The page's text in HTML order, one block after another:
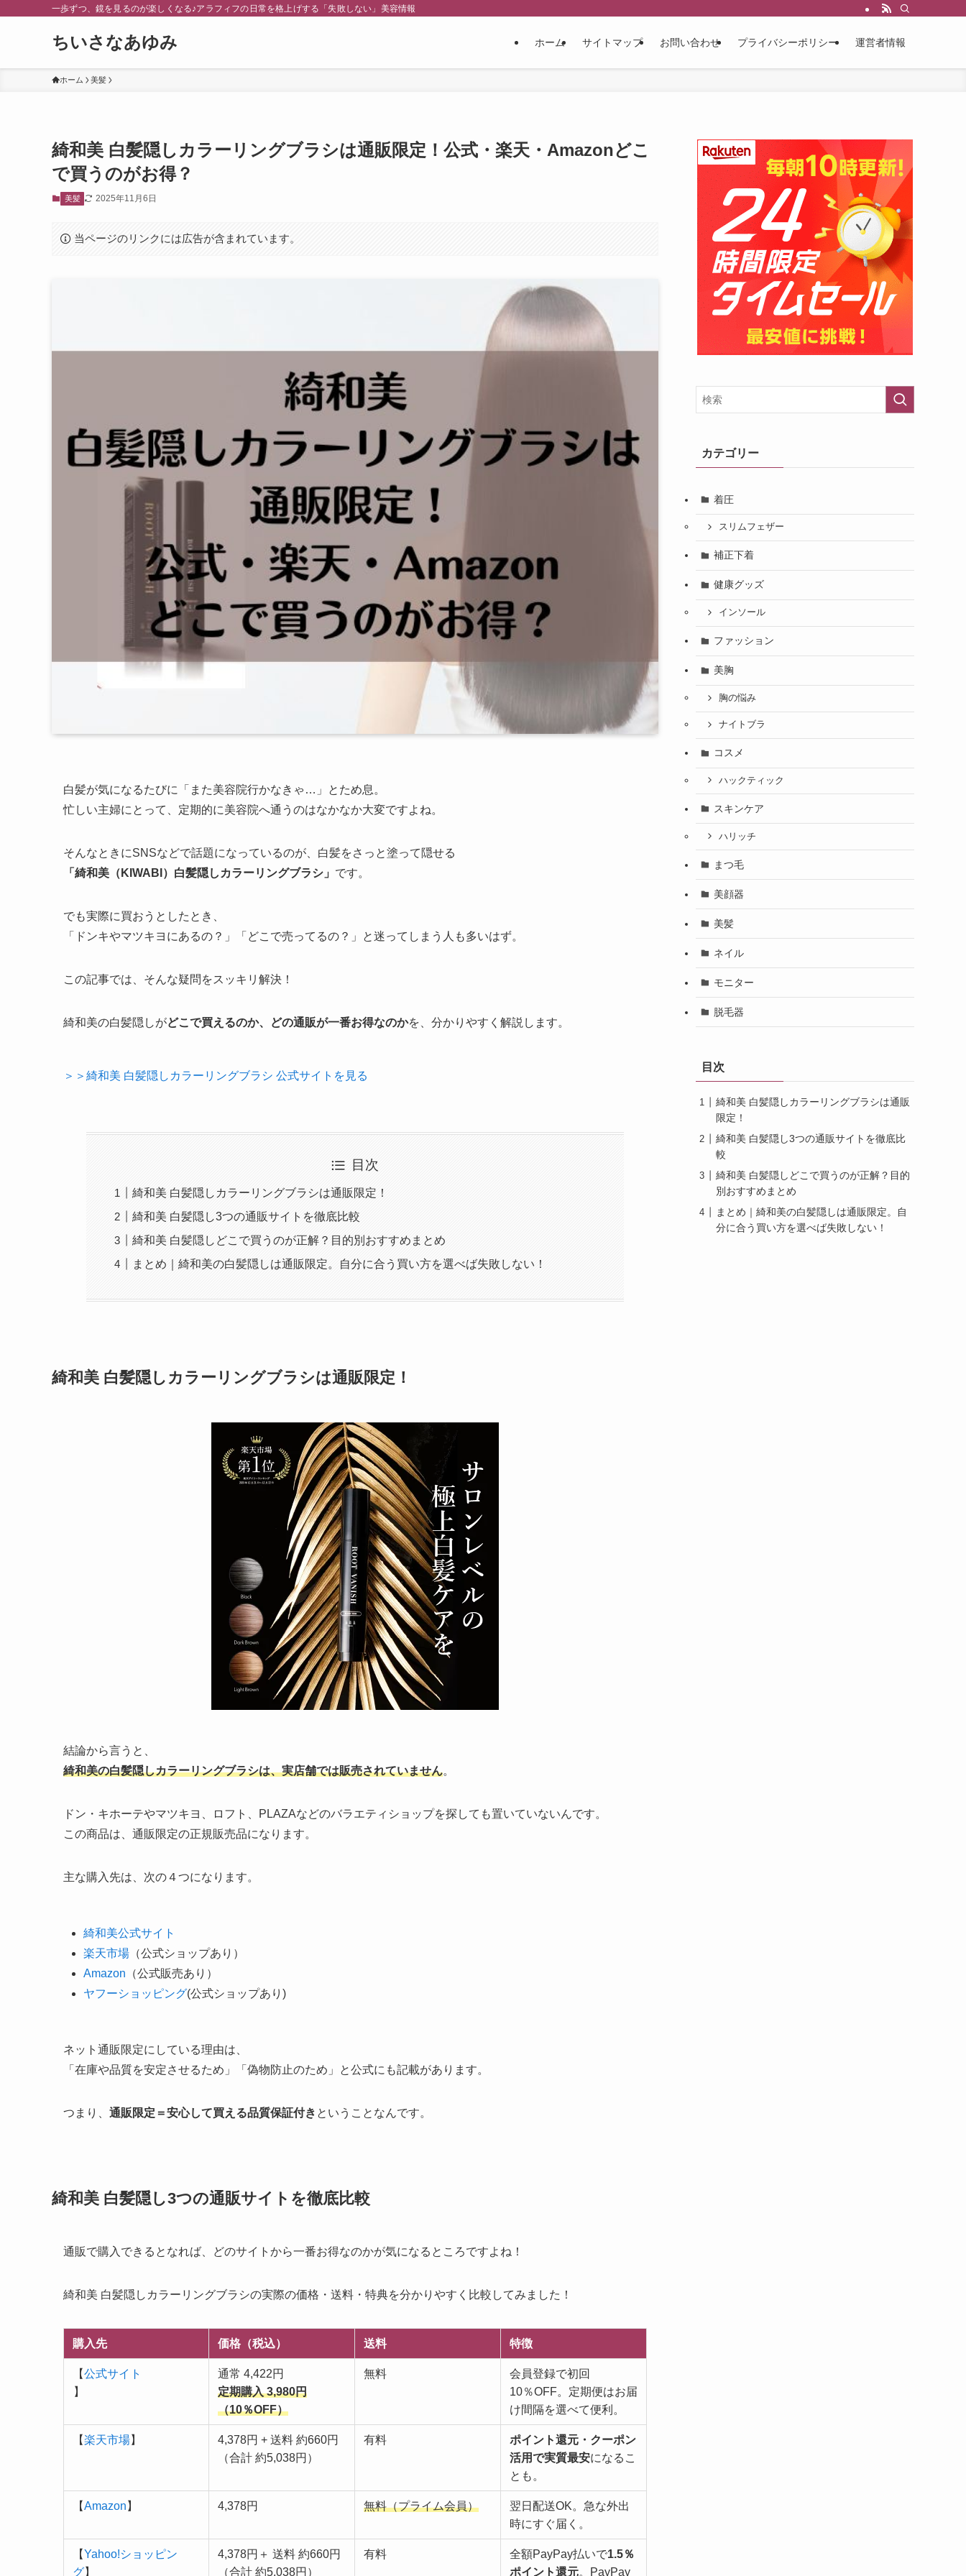
一歩ずつ、鏡を見るのが楽しくなる♪アラフィフの日常を格上げする「失敗しない」美容情報
ちいさなあゆみ ホーム サイトマップ お問い合わせ プライバシーポリシー 運営者情報
ホーム 美髪
綺和美 白髪隠しカラーリングブラシは通販限定！公式・楽天・Amazonどこ
で買うのがお得？
美髪 2025年11月6日
当ページのリンクには広告が含まれています。
白髪が気になるたびに「また美容院行かなきゃ…」とため息。
忙しい主婦にとって、定期的に美容院へ通うのはなかなか大変ですよね。
そんなときにSNSなどで話題になっているのが、白髪をさっと塗って隠せる
「綺和美（KIWABI）白髪隠しカラーリングブラシ」 です。
でも実際に買おうとしたとき、
「ドンキやマツキヨにあるの？」「どこで売ってるの？」と迷ってしまう人も多いはず。
この記事では、そんな疑問をスッキリ解決！
綺和美の白髪隠しがどこで買えるのか、どの通販が一番お得なのかを、分かりやすく解説します。
＞＞綺和美 白髪隠しカラーリングブラシ 公式サイトを見る
目次
綺和美 白髪隠しカラーリングブラシは通販限定！
綺和美 白髪隠し3つの通販サイトを徹底比較
綺和美 白髪隠しどこで買うのが正解？目的別おすすめまとめ
まとめ｜綺和美の白髪隠しは通販限定。自分に合う買い方を選べば失敗しない！
綺和美 白髪隠しカラーリングブラシは通販限定！
結論から言うと、
綺和美の白髪隠しカラーリングブラシは、実店舗では販売されていません。
ドン・キホーテやマツキヨ、ロフト、PLAZAなどのバラエティショップを探しても置いていないんです。
この商品は、通販限定の正規販売品になります。
主な購入先は、次の４つになります。
綺和美公式サイト
楽天市場 （公式ショップあり）
Amazon （公式販売あり）
ヤフーショッピング(公式ショップあり)
ネット通販限定にしている理由は、
「在庫や品質を安定させるため」「偽物防止のため」と公式にも記載があります。
つまり、 通販限定＝安心して買える品質保証付き ということなんです。
綺和美 白髪隠し3つの通販サイトを徹底比較
通販で購入できるとなれば、どのサイトから一番お得なのかが気になるところですよね！
綺和美 白髪隠しカラーリングブラシの実際の価格・送料・特典を分かりやすく比較してみました！
購入先 価格（税込） 送料 特徴
【公式サイト
】
通常 4,422円
定期購入 3,980円
（10％OFF）
無料
会員登録で初回
10％OFF。定期便はお届
け間隔を選べて便利。
【楽天市場】
4,378円 + 送料 約660円
（合計 約5,038円）
有料
ポイント還元・クーポン
活用で実質最安になるこ
とも。
【Amazon 】 4,378円 無料（プライム会員）
翌日配送OK。急な外出
時にすぐ届く。
【Yahoo!ショッピン
グ】
4,378円＋ 送料 約660円
（合計 約5,038円）
有料 全額PayPay払いで1.5％
ポイント還元。PayPay
カテゴリー
着圧
スリムフェザー
補正下着
健康グッズ
インソール
ファッション
美胸
胸の悩み
ナイトブラ
コスメ
ハックティック
スキンケア
ハリッチ
まつ毛
美顔器
美髪
ネイル
モニター
脱毛器
目次
綺和美 白髪隠しカラーリングブラシは通販
限定！
綺和美 白髪隠し3つの通販サイトを徹底比
較
綺和美 白髪隠しどこで買うのが正解？目的
別おすすめまとめ
まとめ｜綺和美の白髪隠しは通販限定。自
分に合う買い方を選べば失敗しない！